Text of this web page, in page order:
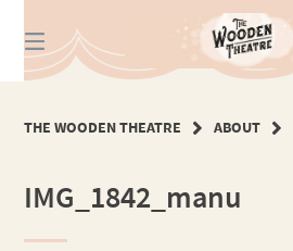
zum
Inhalt
THE WOODEN THEATRE ABOUT
IMG_1842_manu